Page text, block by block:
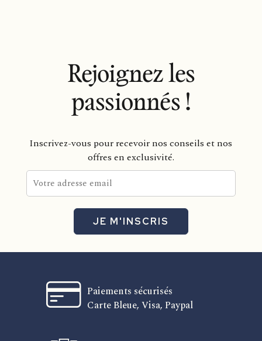
Rejoignez les
passionnés !
Inscrivez-vous pour recevoir nos conseils et nos
offres en exclusivité.
JE M'INSCRIS
Paiements sécurisés
Carte Bleue, Visa, Paypal